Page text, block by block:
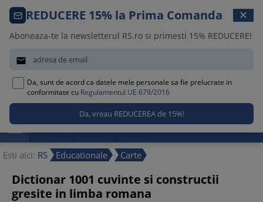
Comanda telefonica · 021 209 45 12

 Promotii Noutati Reduceri
Esti aici: RS Educationale Carte
REDUCERE 15% la Prima Comanda ✕
Aboneaza-te la newsletterul RS.ro si primesti 15% REDUCERE!

Da, sunt de acord ca datele mele personale sa fie prelucrate in
conformitate cu Regulamentul UE 679/2016
Dictionar 1001 cuvinte si constructii
gresite in limba romana